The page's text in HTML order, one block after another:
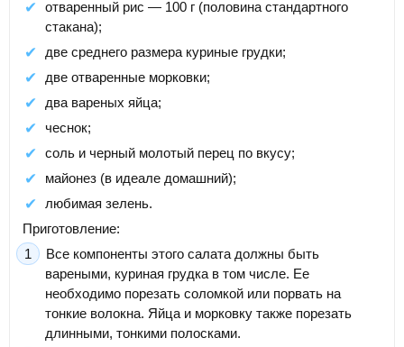
отваренный рис — 100 г (половина стандартного
стакана);
две среднего размера куриные грудки;
две отваренные морковки;
два вареных яйца;
чеснок;
соль и черный молотый перец по вкусу;
майонез (в идеале домашний);
любимая зелень.
Приготовление:
Все компоненты этого салата должны быть
вареными, куриная грудка в том числе. Ее
необходимо порезать соломкой или порвать на
тонкие волокна. Яйца и морковку также порезать
длинными, тонкими полосками.